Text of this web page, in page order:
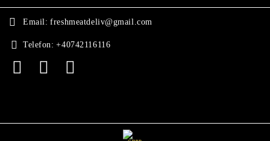
Email: freshmeatdeliv@gmail.com
Telefon: +40742116116